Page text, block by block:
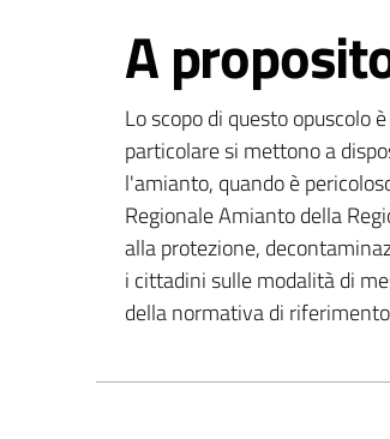
A
Lo scopo di questo opuscolo
particolare si mettono a
l'amianto, quando è
Regionale Amianto della
alla protezione,
i cittadini sulle modalità di
della normativa di